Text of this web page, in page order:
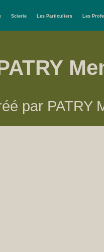
Scierie Les Particuliers Les
par PATRY